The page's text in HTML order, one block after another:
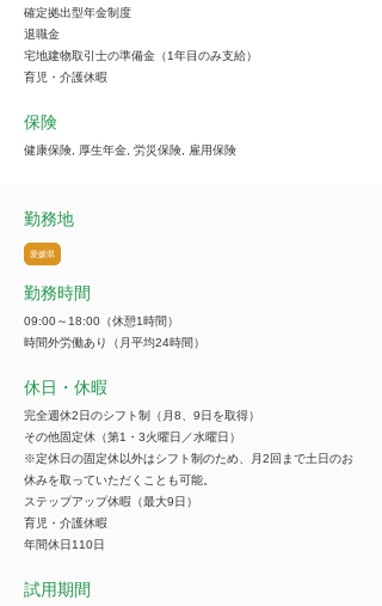
確定拠出型年金制度
退職金
宅地建物取引士の準備金（1年目のみ支給）
育児・介護休暇
保険
健康保険, 厚生年金, 労災保険, 雇用保険
勤務地
愛媛県
勤務時間
09:00～18:00（休憩1時間）
時間外労働あり（月平均24時間）
休日・休暇
完全週休2日のシフト制（月8、9日を取得）
その他固定休（第1・3火曜日／水曜日）
※定休日の固定休以外はシフト制のため、月2回まで土日のお
休みを取っていただくことも可能。
ステップアップ休暇（最大9日）
育児・介護休暇
年間休日110日
試用期間